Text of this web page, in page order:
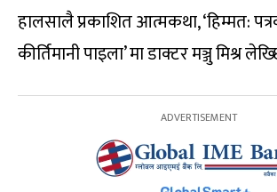
हालसालै प्रकाशित आत्मकथा, ‘हिम्मत:
कीर्तिमानी पाइला’ मा डाक्टर मञ्जु मिश्र